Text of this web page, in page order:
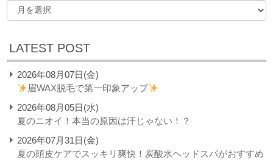
LATEST POST
2026年08月07日(金)
眉WAX脱毛で第一印象アップ
2026年08月05日(水)
夏のニオイ！本当の原因は汗じゃない！？
2026年07月31日(金)
夏の頭皮ケアでスッキリ爽快！炭酸水ヘッドスパがおすすめ